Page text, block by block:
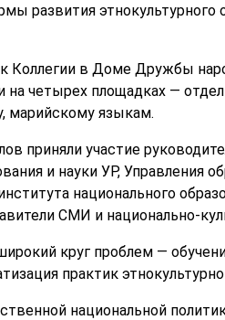
развития
Коллегии в Доме Дружбы
на четырех площадках —
марийскому языкам.
приняли участие
и науки УР, Управления
национального
СМИ и национально-
круг проблем —
практик
национальной